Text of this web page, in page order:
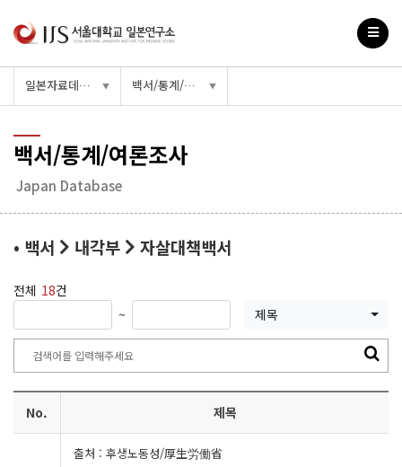
일본자료데이터베이스 ▼ 백서/통계/여론조사 ▼
백서/통계/여론조사
Japan Database
• 백서 내각부 자살대책백서
전체 18건
~
제목
No. 제목
출처 : 후생노동성/厚生労働省